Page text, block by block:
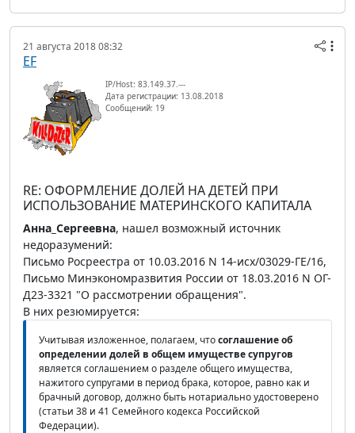
21 августа 2018 08:32
EF
IP/Host: 83.149.37.---
Дата регистрации: 13.08.2018
Сообщений: 19
RE: ОФОРМЛЕНИЕ ДОЛЕЙ НА ДЕТЕЙ ПРИ
ИСПОЛЬЗОВАНИЕ МАТЕРИНСКОГО КАПИТАЛА
Анна_Сергеевна, нашел возможный источник
недоразумений:
Письмо Росреестра от 10.03.2016 N 14-исх/03029-ГЕ/16,
Письмо Минэкономразвития России от 18.03.2016 N ОГ-
Д23-3321 "О рассмотрении обращения".
В них резюмируется:
Учитывая изложенное, полагаем, чтосоглашение об
определении долей в общем имуществе супругов
является соглашением о разделе общего имущества,
нажитого супругами в период брака, которое, равно как и
брачный договор, должно быть нотариально удостоверено
(статьи 38 и 41 Семейного кодекса Российской
Федерации).